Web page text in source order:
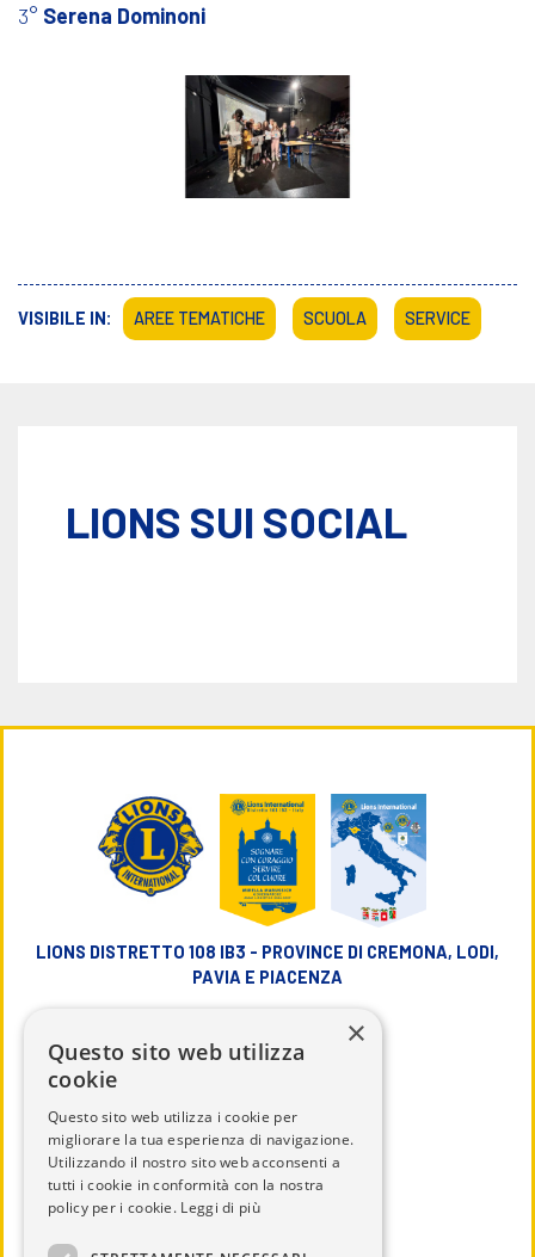
3° Serena Dominoni
VISIBILE IN: AREE TEMATICHE SCUOLA SERVICE
LIONS SUI SOCIAL
LIONS DISTRETTO 108 IB3 - PROVINCE DI CREMONA, LODI,
PAVIA E PIACENZA
CHI SIAMO
IL DISTRETTO
×
Questo sito web utilizza
cookie
Questo sito web utilizza i cookie per
migliorare la tua esperienza di navigazione.
Utilizzando il nostro sito web acconsenti a
tutti i cookie in conformità con la nostra
policy per i cookie. Leggi di più